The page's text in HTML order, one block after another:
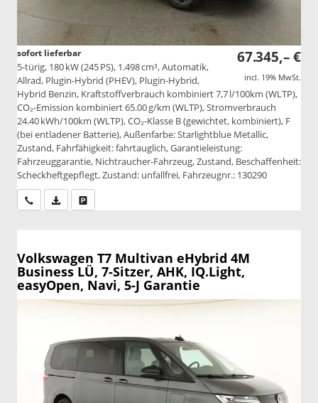
67.345,– €
incl. 19% MwSt.
sofort lieferbar
5-türig, 180 kW (245 PS), 1.498 cm³, Automatik,
Allrad, Plugin-Hybrid (PHEV), Plugin-Hybrid,
Hybrid Benzin, Kraftstoffverbrauch kombiniert 7,7 l/100km (WLTP),
CO₂-Emission kombiniert 65.00 g/km (WLTP), Stromverbrauch
24.40 kWh/100km (WLTP), CO₂-Klasse B (gewichtet, kombiniert), F
(bei entladener Batterie), Außenfarbe: Starlightblue Metallic,
Zustand, Fahrfähigkeit: fahrtauglich, Garantieleistung:
Fahrzeuggarantie, Nichtraucher-Fahrzeug, Zustand, Beschaffenheit:
Scheckheftgepflegt, Zustand: unfallfrei, Fahrzeugnr.: 130290
Wir rufen Sie anPDF-Datei, Fahrzeugexposé drucken
Volkswagen T7 Multivan eHybrid 4M
Business LÜ, 7-Sitzer, AHK, IQ.Light,
easyOpen, Navi, 5-J Garantie